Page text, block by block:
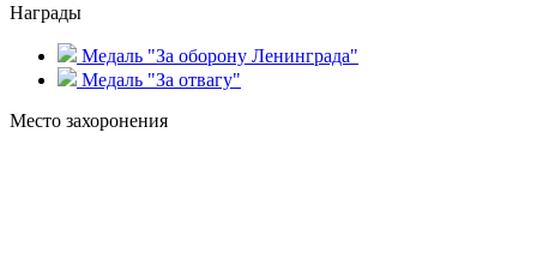
Награды
Медаль "За оборону Ленинграда"
Медаль "За отвагу"
Место захоронения